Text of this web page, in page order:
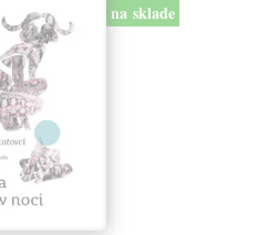
na sklade